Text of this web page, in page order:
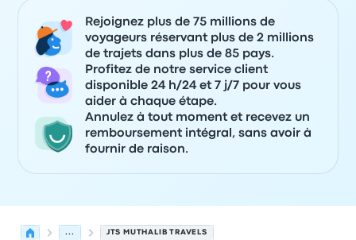
Rejoignez plus de 75 millions de
voyageurs réservant plus de 2 millions
de trajets dans plus de 85 pays.
Profitez de notre service client
disponible 24 h/24 et 7 j/7 pour vous
aider à chaque étape.
Annulez à tout moment et recevez un
remboursement intégral, sans avoir à
fournir de raison.
... JTS MUTHALIB TRAVELS